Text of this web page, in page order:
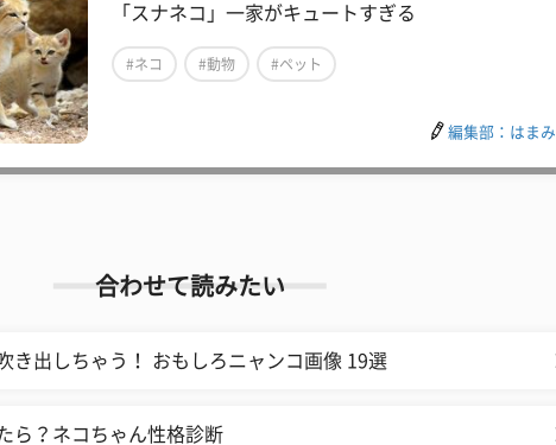
「スナネコ」一家がキュートすぎる
#ネコ #動物 #ペット
編集部：はまみ
合わせて読みたい
き出しちゃう！ おもしろニャンコ画像 19選
ら？ネコちゃん性格診断